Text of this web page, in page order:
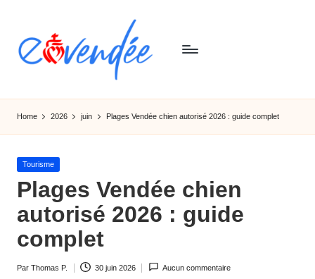
content
E
-
v
e
n
d
e
e
sorties,
tourismes,
activités
informations
Home 2026 juin Plages Vendée chien autorisé 2026 : guide complet
Posted
Tourisme
Plages Vendée chien
autorisé 2026 : guide
complet
Par Thomas P. 30 juin 2026 Aucun commentaire